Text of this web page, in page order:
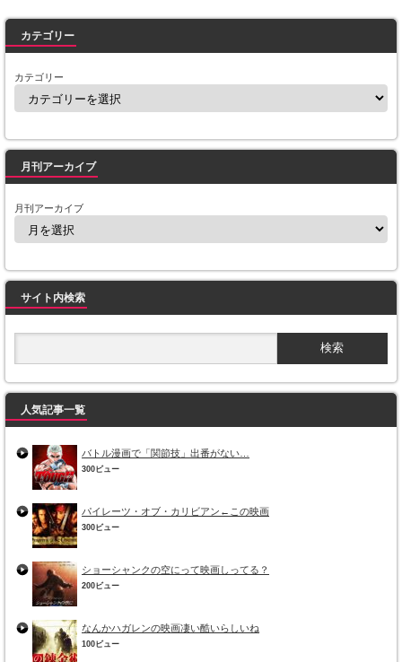
カテゴリー
カテゴリー
月刊アーカイブ
月刊アーカイブ
サイト内検索
人気記事一覧
バトル漫画で「関節技」出番がない…
300ビュー
パイレーツ・オブ・カリビアン←この映画
300ビュー
ショーシャンクの空にって映画しってる？
200ビュー
なんかハガレンの映画凄い酷いらしいね
100ビュー